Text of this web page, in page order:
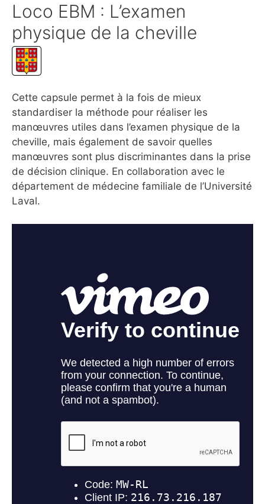
Loco EBM : L’examen
physique de la cheville
Cette capsule permet à la fois de mieux
standardiser la méthode pour réaliser les
manœuvres utiles dans l’examen physique de la
cheville, mais également de savoir quelles
manœuvres sont plus discriminantes dans la prise
de décision clinique. En collaboration avec le
département de médecine familiale de l’Université
Laval.